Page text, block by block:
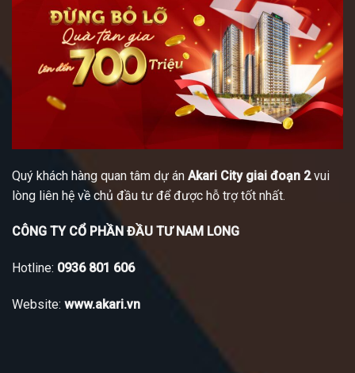
Quý khách hàng quan tâm dự án Akari City giai đoạn 2vui
lòng liên hệ về chủ đầu tư để được hỗ trợ tốt nhất.
CÔNG TY CỔ PHẦN ĐẦU TƯ NAM LONG
Hotline: 0936 801 606
Website: www.akari.vn